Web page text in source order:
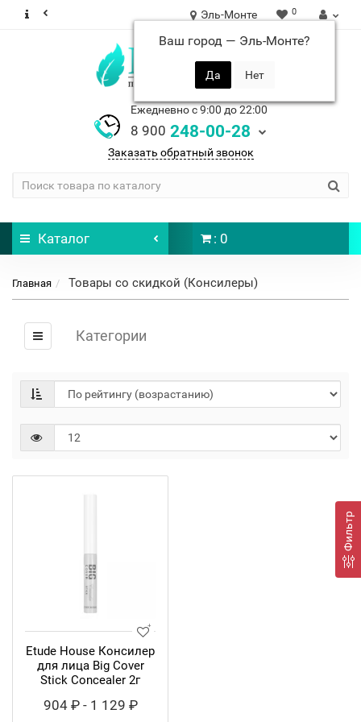
Эль-Монте
Ваш город — Эль-Монте?
0
Ежедневно с 9:00 до 22:00
8 900 248-00-28
Заказать обратный звонок
Каталог : 0
Главная Товары со скидкой (Консилеры)
Категории
Фильтр
Etude House Консилер
для лица Big Cover
Stick Concealer 2г
904 ₽ - 1 129 ₽